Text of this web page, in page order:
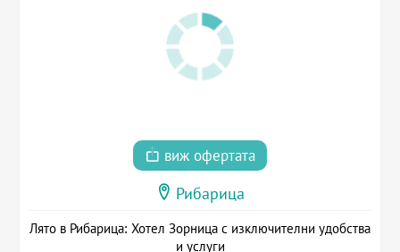
виж офертата
Рибарица
Лято в Рибарица: Хотел Зорница с изключителни удобства
и услуги